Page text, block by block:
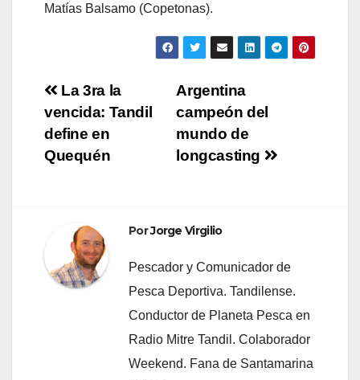
Matías Balsamo (Copetonas).
Navegación
de
entradas
Argentina
campeón del
mundo de
longcasting
La 3ra la
vencida: Tandil
define en
Quequén
PorJorge Virgilio
Pescador y Comunicador de
Pesca Deportiva. Tandilense.
Conductor de Planeta Pesca en
Radio Mitre Tandil. Colaborador
Weekend. Fana de Santamarina